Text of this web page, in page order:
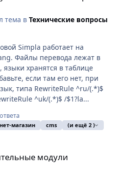
тема в Технические вопросы
Simpla работает на
Файлы перевода лежат в
языки хранятся в таблице
если там его нет, при
типа RewriteRule ^ru/(.*)$
^uk/(.*)$ /$1?la...
магазин cms (и ещё 2 )
модули